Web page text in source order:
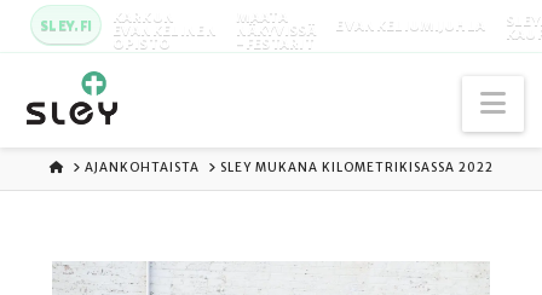
SLEY.FI KARKUN
EVANKELINEN
OPISTO
MAATA
NÄKYVISSÄ
-FESTARIT
EVANKELIUMIJUHLA
ETUSIVU
AJANKOHTAISTA SLEY MUKANA KILOMETRIKISASSA 2022